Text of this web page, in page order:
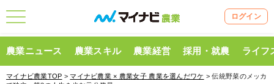
ログイン
農業ニュース 農業スキル 農業経営 採用・就農 ライフ
マイナビ農業TOP >マイナビ農業 × 農業女子 農業を選んだワケ > 伝統野菜のメッカ